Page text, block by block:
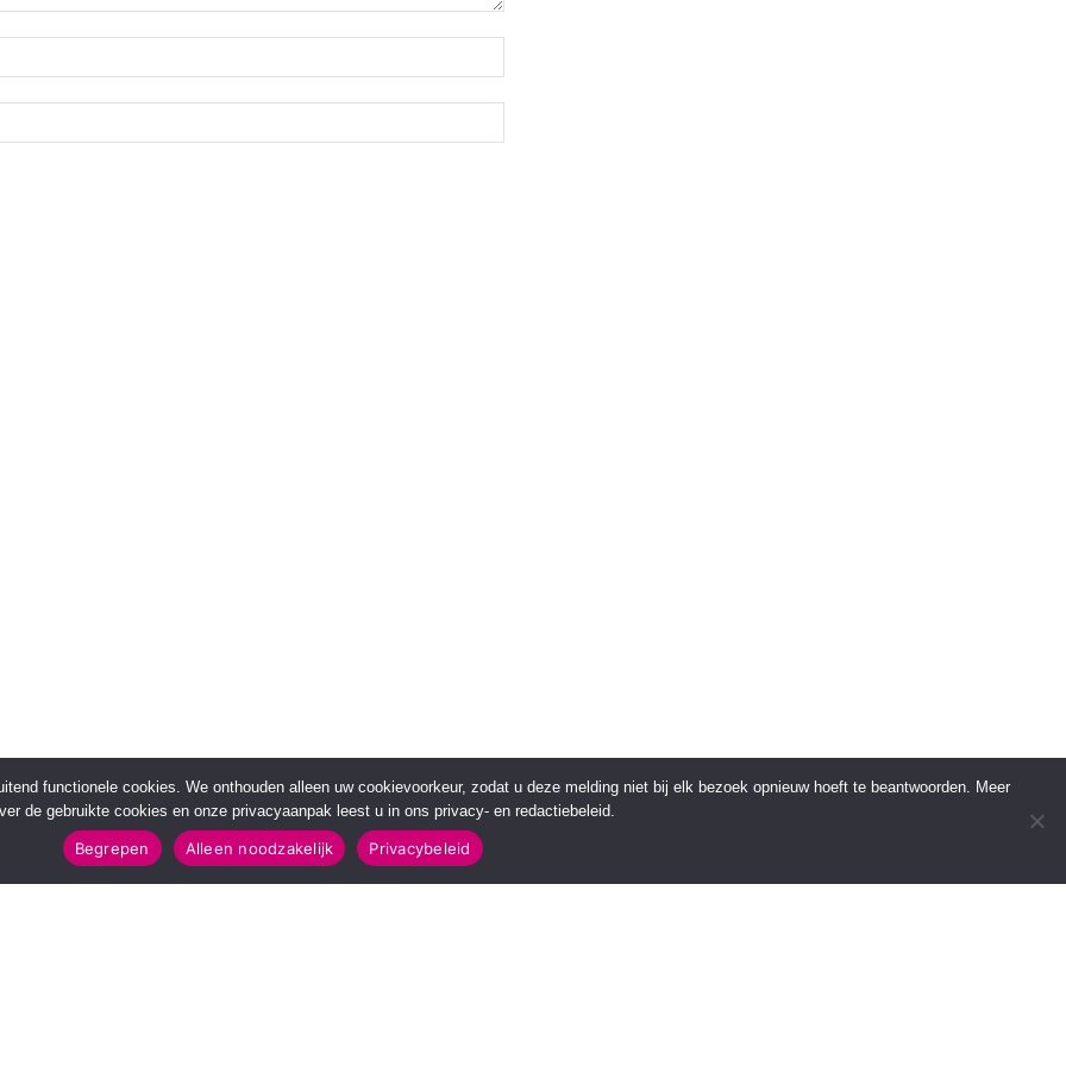
functionele cookies. We onthouden alleen uw cookievoorkeur, zodat u deze melding niet bij elk bezoek opnieuw hoeft te beantwoorden. Meer
de gebruikte cookies en onze privacyaanpak leest u in ons privacy- en redactiebeleid.
Begrepen Alleen noodzakelijk Privacybeleid